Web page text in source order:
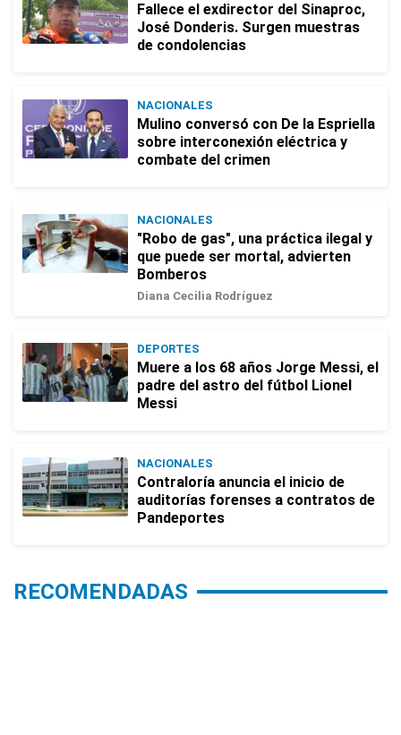
Fallece el exdirector del Sinaproc,
José Donderis. Surgen muestras
de condolencias
NACIONALES
Mulino conversó con De la Espriella
sobre interconexión eléctrica y
combate del crimen
NACIONALES
"Robo de gas", una práctica ilegal y
que puede ser mortal, advierten
Bomberos
Diana Cecilia Rodríguez
DEPORTES
Muere a los 68 años Jorge Messi, el
padre del astro del fútbol Lionel
Messi
NACIONALES
Contraloría anuncia el inicio de
auditorías forenses a contratos de
Pandeportes
RECOMENDADAS